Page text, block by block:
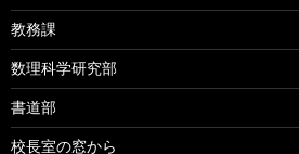
教務課
数理科学研究部
書道部
校長室の窓から